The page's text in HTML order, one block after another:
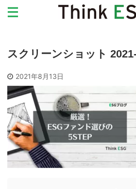
スクリーンショット
2021年8月13日